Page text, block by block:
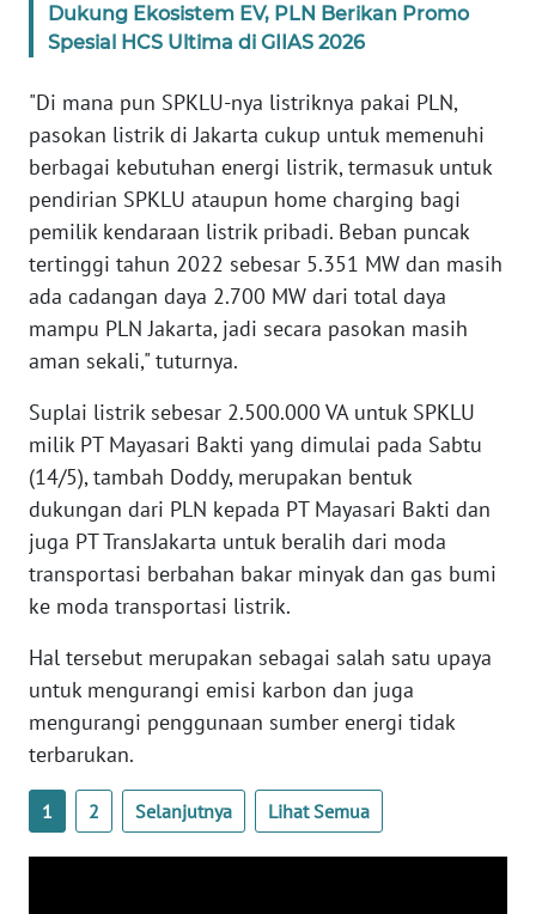
Dukung Ekosistem EV, PLN Berikan Promo
Spesial HCS Ultima di GIIAS 2026
"Di mana pun SPKLU-nya listriknya pakai PLN,
pasokan listrik di Jakarta cukup untuk memenuhi
berbagai kebutuhan energi listrik, termasuk untuk
pendirian SPKLU ataupun home charging bagi
pemilik kendaraan listrik pribadi. Beban puncak
tertinggi tahun 2022 sebesar 5.351 MW dan masih
ada cadangan daya 2.700 MW dari total daya
mampu PLN Jakarta, jadi secara pasokan masih
aman sekali," tuturnya.
Suplai listrik sebesar 2.500.000 VA untuk SPKLU
milik PT Mayasari Bakti yang dimulai pada Sabtu
(14/5), tambah Doddy, merupakan bentuk
dukungan dari PLN kepada PT Mayasari Bakti dan
juga PT TransJakarta untuk beralih dari moda
transportasi berbahan bakar minyak dan gas bumi
ke moda transportasi listrik.
Hal tersebut merupakan sebagai salah satu upaya
untuk mengurangi emisi karbon dan juga
mengurangi penggunaan sumber energi tidak
terbarukan.
1 2 Selanjutnya Lihat Semua
JAMBI
SULTRA
WN
NTB
WN
SULTENG
WN
SULBAR
WN
WN
SUMBAR
WN
WN
BENGKULU
WN
LAMPUNG